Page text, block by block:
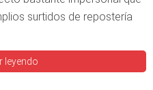
surtidos de repostería
leyendo